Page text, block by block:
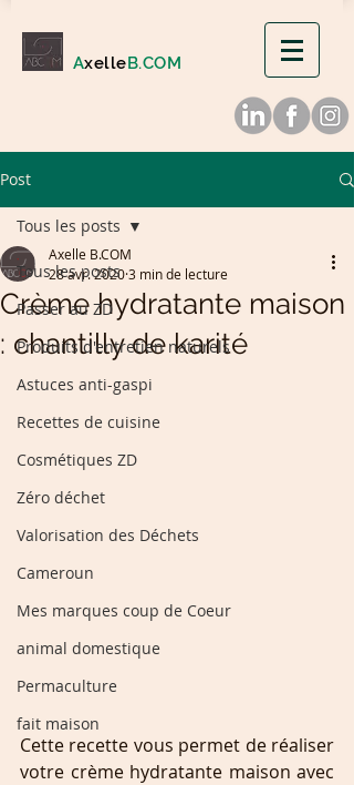
AxelleB.COM
Post
Tous les posts
Passer au ZD
Produits d'entretien naturels
Astuces anti-gaspi
Recettes de cuisine
Cosmétiques ZD
Zéro déchet
Valorisation des Déchets
Cameroun
Mes marques coup de Coeur
animal domestique
Permaculture
fait maison
Tous les posts
Crème hydratante maison
: chantilly de karité
Axelle B.COM
28 avr. 20203 min de lecture
Cette recette vous permet de réaliser
votre crème hydratante maison avec